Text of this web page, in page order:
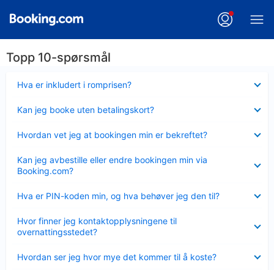
Topp 10-spørsmål
Hva er inkludert i romprisen?
mindre
Kan jeg booke uten betalingskort?
mindre
Hvordan vet jeg at bookingen min er bekreftet?
mindre
Kan jeg avbestille eller endre bookingen min via
Booking.com?
mindre
Hva er PIN-koden min, og hva behøver jeg den til?
mindre
Hvor finner jeg kontaktopplysningene til
overnattingsstedet?
mindre
Hvordan ser jeg hvor mye det kommer til å koste?
mindre